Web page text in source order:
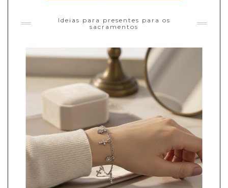
Ideias para presentes para os
sacramentos